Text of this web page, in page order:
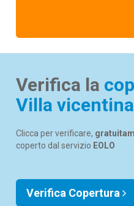
Verifica la
Villa vicentina
Clicca per verificare,
coperto dal servizio EOLO
Verifica Copertura